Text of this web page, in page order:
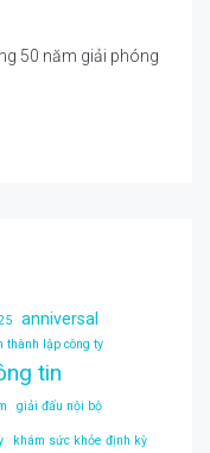
50 năm giải phóng
anniversal
thành lập công ty
tin
giải đấu nội bộ
khám sức khỏe định kỳ